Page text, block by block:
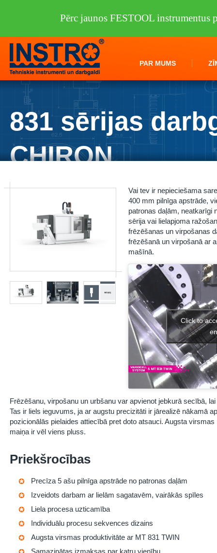
PAR MUMS
831 sērijas
CHIRON
Vai tev ir nepieciešama
400 mm pilnīga apstrāde,
patronas daļām, neatkarīgi
sērija vai lielapjoma
frēzēšanas un virpošanas
frēzēšanā un virpošanā ar
mašīnā.
Click to
Frēzēšanu, virpošanu un urbšanu var apvienot jebkurā secībā,
Tas ir liels ieguvums, ja ar augstu precizitāti ir jārealizē nākamā
pozicionālās pielaides attiecībā pret doto atsauci. Augsta
maiņa ir vēl viens pluss.
Priekšrocības
Precīza 5 ašu pilnīga apstrāde no patronas daļām
Izveidots darbam ar lielām sagatavēm, vairākās spīles
Liela procesa uzticamība
Individuālu procesu sekvences dizains
Augsta virsmas produktivitāte ar MT 831 TWIN
Samazinātas izmaksas par katru vienību
Pērc jaunos FESTOOL instrumentus